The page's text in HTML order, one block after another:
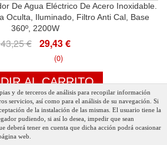
De Agua Eléctrico De Acero Inoxidable.
Oculta, Iluminado, Filtro Anti Cal, Base
360º, 2200W
43,25 € 29,43 €
(0)
AL CARRITO
y de terceros de análisis para recopilar información
servicios, así como para el análisis de su navegación. Si
de la instalación de las mismas. El usuario tiene la
pudiendo, si así lo desea, impedir que sean
deberá tener en cuenta que dicha acción podrá ocasionar
web.